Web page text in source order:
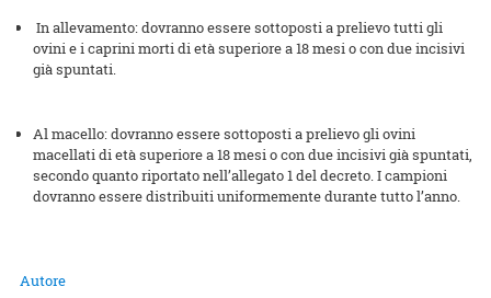
In allevamento: dovranno essere sottoposti a prelievo tutti gli
ovini e i caprini morti di età superiore a 18 mesi o con due incisivi
già spuntati.
Al macello: dovranno essere sottoposti a prelievo gli ovini
macellati di età superiore a 18 mesi o con due incisivi già spuntati,
secondo quanto riportato nell’allegato 1 del decreto. I campioni
dovranno essere distribuiti uniformemente durante tutto l’anno.
Autore